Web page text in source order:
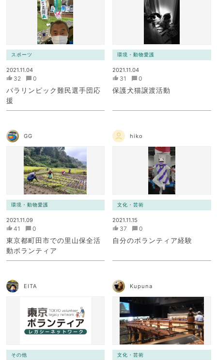
スポーツ
2021.11.04
32 0
パラリンピック難民選手団応
援
環境・動物愛護
2021.11.04
31 0
保護犬猫譲渡活動
GG
環境・動物愛護
2021.11.09
41 0
東京都町田市での里山保全活
動ボランティア
hiko
文化・芸術
2021.11.15
37 0
自分のボランティア経験
EITA
その他
Kupuna
文化・芸術